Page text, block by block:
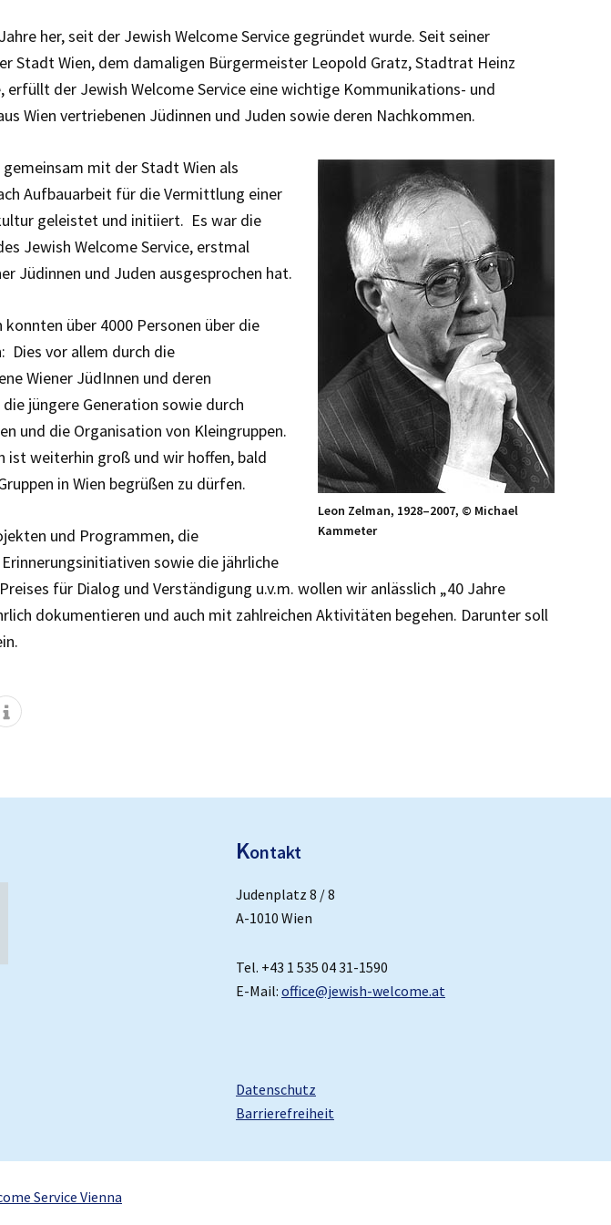
her, seit der Jewish Welcome Service gegründet wurde. Seit seiner
Stadt Wien, dem damaligen Bürgermeister Leopold Gratz, Stadtrat Heinz
der Jewish Welcome Service eine wichtige Kommunikations- und
Wien vertriebenen Jüdinnen und Juden sowie deren Nachkommen.
Leon Zelman, 1928–2007, © Michael
Kammeter
mit der Stadt Wien als
Aufbauarbeit für die Vermittlung einer
geleistet und initiiert. Es war die
Jewish Welcome Service, erstmal
Jüdinnen und Juden ausgesprochen hat.
über 4000 Personen über die
Dies vor allem durch die
Wiener JüdInnen und deren
jüngere Generation sowie durch
und die Organisation von Kleingruppen.
ist weiterhin groß und wir hoffen, bald
in Wien begrüßen zu dürfen.
und Programmen, die
sowie die jährliche
für Dialog und Verständigung u.v.m. wollen wir anlässlich „40 Jahre
dokumentieren und auch mit zahlreichen Aktivitäten begehen. Darunter soll
Kontakt
Judenplatz 8 / 8
A-1010 Wien
Tel. +43 1 535 04 31-1590
E-Mail: office@jewish-welcome.at
Datenschutz
Barrierefreiheit
Service Vienna